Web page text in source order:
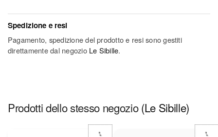
Spedizione e resi
Pagamento, spedizione del prodotto e resi sono gestiti
direttamente dal negozio Le Sibille.
Prodotti dello stesso negozio(Le Sibille)